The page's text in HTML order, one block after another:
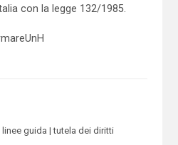
con la legge 132/1985.
linee guida tutela dei diritti